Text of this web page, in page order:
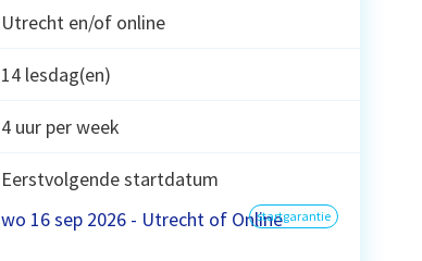
Utrecht en/of online
14 lesdag(en)
4 uur per week
Eerstvolgende startdatum
wo 16 sep 2026 - Utrecht of Onlinestartgarantie